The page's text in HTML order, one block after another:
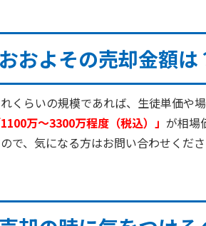
おおよその売却金額は
くらいの規模であれば、生徒単価や
1100万～3300万程度（税込）」 が相場
で、気になる方はお問い合わせくださ